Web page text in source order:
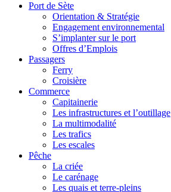
Port de Sète
Orientation & Stratégie
Engagement environnemental
S’implanter sur le port
Offres d’Emplois
Passagers
Ferry
Croisière
Commerce
Capitainerie
Les infrastructures et l’outillage
La multimodalité
Les trafics
Les escales
Pêche
La criée
Le carénage
Les quais et terre-pleins